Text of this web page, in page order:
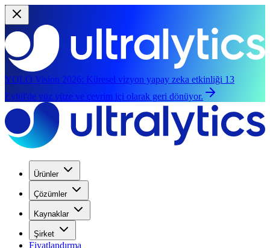
YOLO Vision 2026: Küresel vizyon yapay zeka etkinliği 13
Eylül'de yüz yüze ve çevrim içi olarak geri dönüyor.
Ürünler
Çözümler
Kaynaklar
Şirket
Fiyatlandırma